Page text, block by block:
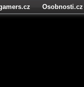
Osobnosti.cz